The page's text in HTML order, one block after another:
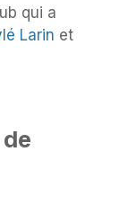
qui a
Larin et